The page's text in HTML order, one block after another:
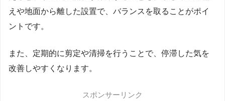
えや地面から離した設置で、バランスを取ることがポイ
ントです。
また、定期的に剪定や清掃を行うことで、停滞した気を
改善しやすくなります。
スポンサーリンク